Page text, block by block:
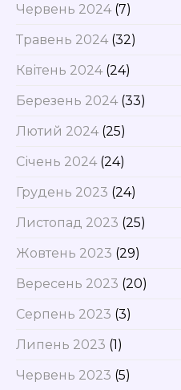
Червень 2024(7)
Травень 2024(32)
Квітень 2024(24)
Березень 2024(33)
Лютий 2024(25)
Січень 2024(24)
Грудень 2023 (24)
Листопад 2023 (25)
Жовтень 2023 (29)
Вересень 2023 (20)
Серпень 2023 (3)
Липень 2023 (1)
Червень 2023 (5)